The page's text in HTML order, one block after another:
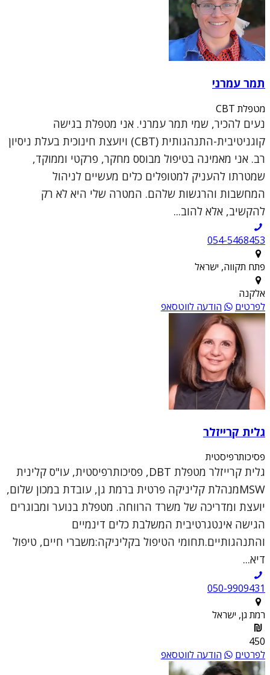
תמר עמרני
מטפלת CBT
נעים להכיר, שמי תמר עמרני. אני מטפלת בגישה
קוגניטיבית-התנהגותית (CBT) ויועצת חינוכית בעלת ניסיון
רב. אני מאמינה בטיפול מבוסס מחקר, פרקטי וממוקד,
שמטרתו להעניק למטופלים כלים מעשיים לניהול
המחשבות והרגשות שלהם. המטרה שלי היא לא רק
להקשיב, אלא להוב...
054-5468453
פתח תקווה, ישראל
אלקנה
לפרטים
הודעה לווטסאפ
גלית קרייזלר
פסיכותרפיסטית
גלית קרייזלר מטפלת DBT, פסיכותרפיסטית, עו"ס קלינית
MSWמנהלת קליניקה פרטית ברמת גן, עובדת במכון שלום,
יועצת ומדריכה של משרד הרווחה. מטפלת בנוער ומבוגרים
הגישה אינטגרטיבית המשלבת כלים דינמיים
והתנהגותיים.תחומי הטיפול בקליניקה:משברי חיים, טיפול
דיא...
050-9909431
רמת גן, ישראל
450
לפרטים
הודעה לווטסאפ